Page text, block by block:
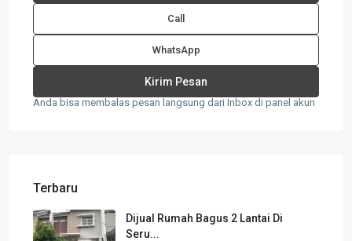
Call
WhatsApp
Anda bisa membalas pesan langsung dari Inbox di panel akun
Terbaru
Dijual Rumah Bagus 2 Lantai Di
Seru...